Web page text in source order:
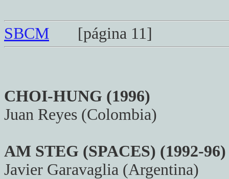
SBCM [página 11]
CHOI-HUNG (1996)
Juan Reyes (Colombia)
AM STEG (SPACES) (1992-96)
Javier Garavaglia (Argentina)